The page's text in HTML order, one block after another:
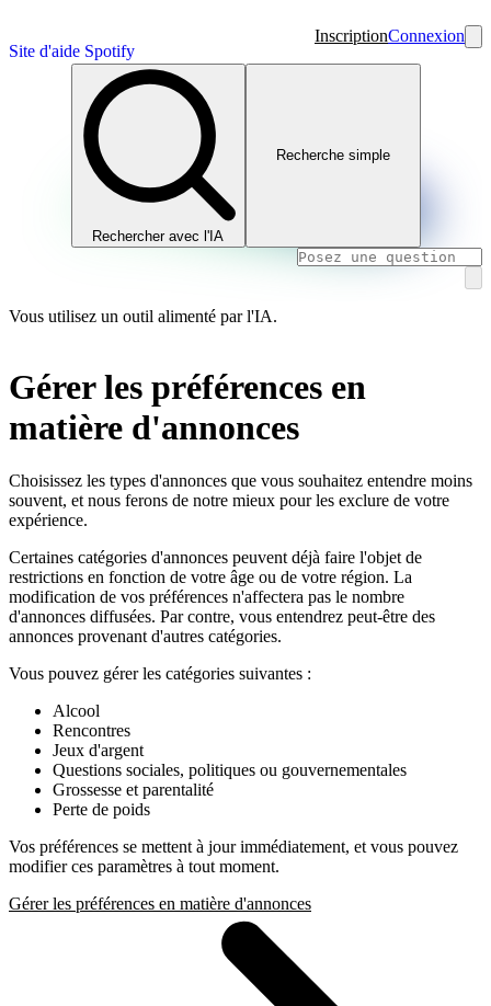
Site d'aide Spotify
InscriptionConnexion
Rechercher avec l'IA
Recherche simple
Vous utilisez un outil alimenté par l'IA.
Gérer les préférences en
matière d'annonces
Choisissez les types d'annonces que vous souhaitez entendre moins
souvent, et nous ferons de notre mieux pour les exclure de votre
expérience.
Certaines catégories d'annonces peuvent déjà faire l'objet de
restrictions en fonction de votre âge ou de votre région. La
modification de vos préférences n'affectera pas le nombre
d'annonces diffusées. Par contre, vous entendrez peut-être des
annonces provenant d'autres catégories.
Vous pouvez gérer les catégories suivantes :
Alcool
Rencontres
Jeux d'argent
Questions sociales, politiques ou gouvernementales
Grossesse et parentalité
Perte de poids
Vos préférences se mettent à jour immédiatement, et vous pouvez
modifier ces paramètres à tout moment.
Gérer les préférences en matière d'annonces